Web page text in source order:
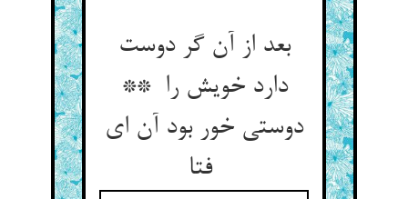
بعد از آن گر دوست
دارد خویش را **
دوستی خور بود آن ای
فتا